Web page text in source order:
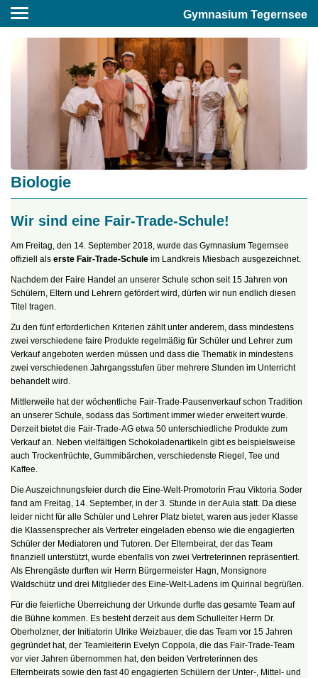
Biologie
Wir sind eine Fair-Trade-Schule!
Am Freitag, den 14. September 2018, wurde das Gymnasium Tegernsee
offiziell als erste Fair-Trade-Schule im Landkreis Miesbach ausgezeichnet.
Nachdem der Faire Handel an unserer Schule schon seit 15 Jahren von
Schülern, Eltern und Lehrern gefördert wird, dürfen wir nun endlich diesen
Titel tragen.
Zu den fünf erforderlichen Kriterien zählt unter anderem, dass mindestens
zwei verschiedene faire Produkte regelmäßig für Schüler und Lehrer zum
Verkauf angeboten werden müssen und dass die Thematik in mindestens
zwei verschiedenen Jahrgangsstufen über mehrere Stunden im Unterricht
behandelt wird.
Mittlerweile hat der wöchentliche Fair-Trade-Pausenverkauf schon Tradition
an unserer Schule, sodass das Sortiment immer wieder erweitert wurde.
Derzeit bietet die Fair-Trade-AG etwa 50 unterschiedliche Produkte zum
Verkauf an. Neben vielfältigen Schokoladenartikeln gibt es beispielsweise
auch Trockenfrüchte, Gummibärchen, verschiedenste Riegel, Tee und
Kaffee.
Die Auszeichnungsfeier durch die Eine-Welt-Promotorin Frau Viktoria Soder
fand am Freitag, 14. September, in der 3. Stunde in der Aula statt. Da diese
leider nicht für alle Schüler und Lehrer Platz bietet, waren aus jeder Klasse
die Klassensprecher als Vertreter eingeladen ebenso wie die engagierten
Schüler der Mediatoren und Tutoren. Der Elternbeirat, der das Team
finanziell unterstützt, wurde ebenfalls von zwei Vertreterinnen repräsentiert.
Als Ehrengäste durften wir Herrn Bürgermeister Hagn, Monsignore
Waldschütz und drei Mitglieder des Eine-Welt-Ladens im Quirinal begrüßen.
Für die feierliche Überreichung der Urkunde durfte das gesamte Team auf
die Bühne kommen. Es besteht derzeit aus dem Schulleiter Herrn Dr.
Oberholzner, der Initiatorin Ulrike Weizbauer, die das Team vor 15 Jahren
gegründet hat, der Teamleiterin Evelyn Coppola, die das Fair-Trade-Team
vor vier Jahren übernommen hat, den beiden Vertreterinnen des
Elternbeirats sowie den fast 40 engagierten Schülern der Unter-, Mittel- und
Gymnasium Tegernsee